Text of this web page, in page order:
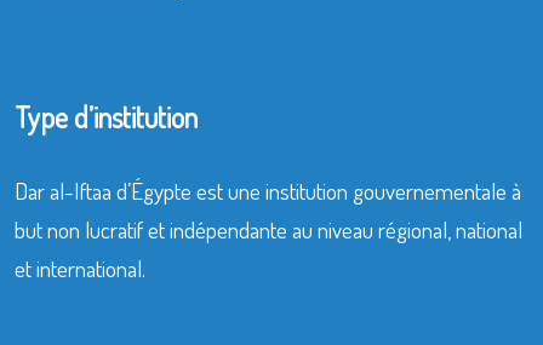
Type d’institution
Dar al-Iftaa d’Égypte est une institution gouvernementale à
but non lucratif et indépendante au niveau régional, national
et international.